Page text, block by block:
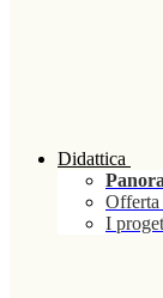
Didattica
Offerta
I